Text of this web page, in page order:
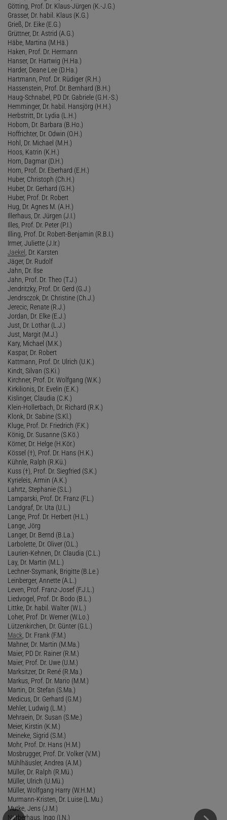
Götting, Prof. Dr. Klaus-Jürgen (K.-J.G.)
Grasser, Dr. habil. Klaus (K.G.)
Grieß, Dr. Eike (E.G.)
Grüttner, Dr. Astrid (A.G.)
Häbe, Martina (M.Hä.)
Haken, Prof. Dr. Hermann
Hanser, Dr. Hartwig (H.Ha.)
Harder, Deane Lee (D.Ha.)
Hartmann, Prof. Dr. Rüdiger (R.H.)
Hassenstein, Prof. Dr. Bernhard (B.H.)
Haug-Schnabel, PD Dr. Gabriele (G.H.-S.)
Hemminger, Dr. habil. Hansjörg (H.H.)
Herbstritt, Dr. Lydia (L.H.)
Hobom, Dr. Barbara (B.Ho.)
Hoffrichter, Dr. Odwin (O.H.)
Hohl, Dr. Michael (M.H.)
Hoos, Katrin (K.H.)
Horn, Dagmar (D.H.)
Horn, Prof. Dr. Eberhard (E.H.)
Huber, Christoph (Ch.H.)
Huber, Dr. Gerhard (G.H.)
Huber, Prof. Dr. Robert
Hug, Dr. Agnes M. (A.H.)
Illerhaus, Dr. Jürgen (J.I.)
Illes, Prof. Dr. Peter (P.I.)
Illing, Prof. Dr. Robert-Benjamin (R.B.I.)
Irmer, Juliette (J.Ir.)
Jaekel , Dr. Karsten
Jäger, Dr. Rudolf
Jahn, Dr. Ilse
Jahn, Prof. Dr. Theo (T.J.)
Jendritzky, Prof. Dr. Gerd (G.J.)
Jendrsczok, Dr. Christine (Ch.J.)
Jerecic, Renate (R.J.)
Jordan, Dr. Elke (E.J.)
Just, Dr. Lothar (L.J.)
Just, Margit (M.J.)
Kary, Michael (M.K.)
Kaspar, Dr. Robert
Kattmann, Prof. Dr. Ulrich (U.K.)
Kindt, Silvan (S.Ki.)
Kirchner, Prof. Dr. Wolfgang (W.K.)
Kirkilionis, Dr. Evelin (E.K.)
Kislinger, Claudia (C.K.)
Klein-Hollerbach, Dr. Richard (R.K.)
Klonk, Dr. Sabine (S.Kl.)
Kluge, Prof. Dr. Friedrich (F.K.)
König, Dr. Susanne (S.Kö.)
Körner, Dr. Helge (H.Kör.)
Kössel (†), Prof. Dr. Hans (H.K.)
Kühnle, Ralph (R.Kü.)
Kuss (†), Prof. Dr. Siegfried (S.K.)
Kyrieleis, Armin (A.K.)
Lahrtz, Stephanie (S.L.)
Lamparski, Prof. Dr. Franz (F.L.)
Landgraf, Dr. Uta (U.L.)
Lange, Prof. Dr. Herbert (H.L.)
Lange, Jörg
Langer, Dr. Bernd (B.La.)
Larbolette, Dr. Oliver (O.L.)
Laurien-Kehnen, Dr. Claudia (C.L.)
Lay, Dr. Martin (M.L.)
Lechner-Ssymank, Brigitte (B.Le.)
Leinberger, Annette (A.L.)
Leven, Prof. Franz-Josef (F.J.L.)
Liedvogel, Prof. Dr. Bodo (B.L.)
Littke, Dr. habil. Walter (W.L.)
Loher, Prof. Dr. Werner (W.Lo.)
Lützenkirchen, Dr. Günter (G.L.)
Mack , Dr. Frank (F.M.)
Mahner, Dr. Martin (M.Ma.)
Maier, PD Dr. Rainer (R.M.)
Maier, Prof. Dr. Uwe (U.M.)
Marksitzer, Dr. René (R.Ma.)
Markus, Prof. Dr. Mario (M.M.)
Martin, Dr. Stefan (S.Ma.)
Medicus, Dr. Gerhard (G.M.)
Mehler, Ludwig (L.M.)
Mehraein, Dr. Susan (S.Me.)
Meier, Kirstin (K.M.)
Meineke, Sigrid (S.M.)
Mohr, Prof. Dr. Hans (H.M.)
Mosbrugger, Prof. Dr. Volker (V.M.)
Mühlhäusler, Andrea (A.M.)
Müller, Dr. Ralph (R.Mü.)
Müller, Ulrich (U.Mü.)
Müller, Wolfgang Harry (W.H.M.)
Murmann-Kristen, Dr. Luise (L.Mu.)
Mutke, Jens (J.M.)
Narberhaus, Ingo (I.N.)